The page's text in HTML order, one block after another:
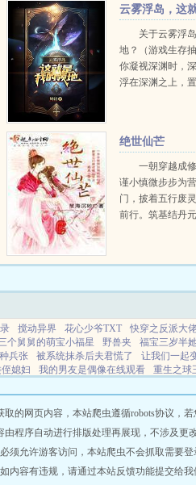
云雾浮岛，这
领地？关于云雾浮
地？（游戏生存
你凝视深渊时，
浮在深渊之上，
绝世仙芒
一朝穿越成
谨小慎微步步为
门，披着五行废
前行。筑基结丹
之路...
搅动异界 花心少爷TXT 快穿之反派大
个舅舅的萌宝小福星 野兽夹 福宝三岁半
兵张 被系统抹杀后夫君慌了 让我们一起
媳妇 我的男友是偶像在线观看 重生之球
TXT 网王免费漫画 东北话的感染力太强
花心少侠 迟来的悔恨全集完整版 血玉惊
西楼的意思 海伯利安四部曲文汇出版社
婚后甜撩全文免费阅读 别恋的免费阅读
霸总那些年 在线阅读 总裁培训班有用吗 火
费阅读 023小说网 263中文 22看书 穿
的网页内容，本站爬虫遵循robots协议，
程序自动进行排版处理再展现，不涉及更
须允许游客访问，本站爬虫不会抓取需要
如内容有违规，请通过本站反馈功能提交给我